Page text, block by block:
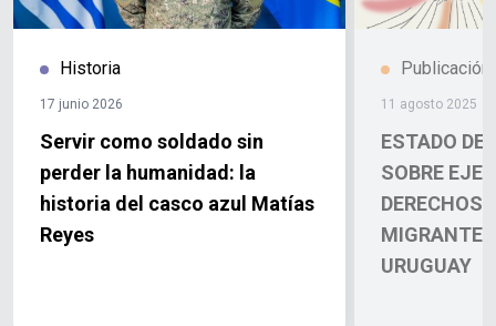
Historia
17 junio 2026
Servir como soldado sin
perder la humanidad: la
historia del casco azul Matías
Reyes
Publicación
11 agosto 2025
ESTADO DE
SOBRE
DERECHOS
URUGUAY